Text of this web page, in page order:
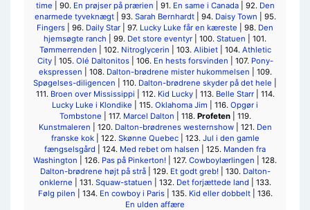
time | 90. En prøjser på prærien | 91. En same i Canada| 92. Den
enarmede tyveknægt| 93. Sarah Bernhardt| 94. Daisy Town | 95.
Fingers | 96. Daily Star | 97. Lucky Luke får en kæreste | 98. Den
hjemsøgte ranch | 99. Det store eventyr | 100. Statuen | 101.
Tømmerrenden | 102. Nitroglycerin | 103. Alibiet| 104. Athletic
City| 105. Olé Daltonitos| 106. En hests forsvinden | 107. Pony-
ekspressen | 108. Dalton-brødrene mister hukommelsen | 109.
Spøgelses-diligencen | 110. Dalton-brødrene skyder på det hele
111. Broen over Mississippi | 112. Kid Lucky| 113. Belle Starr| 114.
Lucky Luke i Klondike | 115. Oklahoma Jim | 116. Opgør i
Tombstone | 117. Marcel Dalton | 118. Profeten| 119.
Kunstmaleren | 120. Dalton-brødrenes westernshow| 121. Den
franske kok| 122. Skønne Quebec| 123. Jul i den gamle
fængselsgård | 124. Med rebet om halsen | 125. Manden fra
Washington | 126. Pas på Pinkerton! | 127. Cowboylærlingen | 128.
Dalton-brødrene højt på strå| 129. Et godt greb!| 130. Dalton-
onklerne | 131. Squaw-statuen | 132. Det forjættede land | 133.
Følg pilen | 134. En cowboy i Paris| 135. Kid eller dobbelt| 136.
En ulden affære